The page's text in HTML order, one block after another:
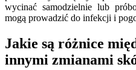
wycinać samodzielnie lub
mogą prowadzić do infekcji i
Jakie są różnice
innymi zmianami